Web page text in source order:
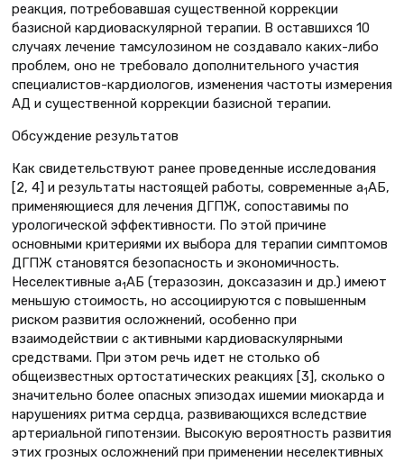
реакция, потребовавшая существенной коррекции
базисной кардиоваскулярной терапии. В оставшихся 10
случаях лечение тамсулозином не создавало каких-либо
проблем, оно не требовало дополнительного участия
специалистов-кардиологов, изменения частоты измерения
АД и существенной коррекции базисной терапии.
Обсуждение результатов
Как свидетельствуют ранее проведенные исследования
[2, 4] и результаты настоящей работы, современные a1АБ,
применяющиеся для лечения ДГПЖ, сопоставимы по
урологической эффективности. По этой причине
основными критериями их выбора для терапии симптомов
ДГПЖ становятся безопасность и экономичность.
Неселективные a1АБ (теразозин, доксазазин и др.) имеют
меньшую стоимость, но ассоциируются с повышенным
риском развития осложнений, особенно при
взаимодействии с активными кардиоваскулярными
средствами. При этом речь идет не столько об
общеизвестных ортостатических реакциях [3], сколько о
значительно более опасных эпизодах ишемии миокарда и
нарушениях ритма сердца, развивающихся вследствие
артериальной гипотензии. Высокую вероятность развития
этих грозных осложнений при применении неселективных